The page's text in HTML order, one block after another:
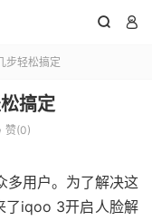
 
步轻松搞定
搞定
赞(0)
多用户。为了解决这
了iqoo 3开启人脸解